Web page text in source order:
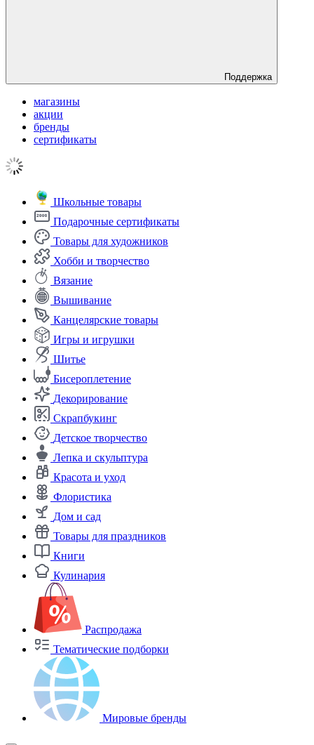
Поддержка
магазины
акции
бренды
сертификаты
Школьные товары
Подарочные сертификаты
Товары для художников
Хобби и творчество
Вязание
Вышивание
Канцелярские товары
Игры и игрушки
Шитье
Бисероплетение
Декорирование
Скрапбукинг
Детское творчество
Лепка и скульптура
Красота и уход
Флористика
Дом и сад
Товары для праздников
Книги
Кулинария
Распродажа
Тематические подборки
Мировые бренды